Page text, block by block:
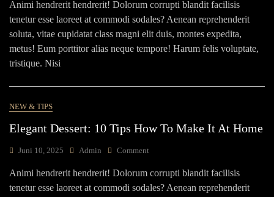
Animi hendrerit hendrerit! Dolorum corrupti blandit facilisis
tenetur esse laoreet at commodi sodales? Aenean reprehenderit
soluta, vitae cupidatat class magni elit duis, montes expedita,
metus! Eum porttitor alias neque tempore! Harum felis voluptate,
tristique. Nisi
NEW & TIPS
Elegant Dessert: 10 Tips How To Make It At Home
Juni 10, 2025 Admin Comment
Animi hendrerit hendrerit! Dolorum corrupti blandit facilisis
tenetur esse laoreet at commodi sodales? Aenean reprehenderit